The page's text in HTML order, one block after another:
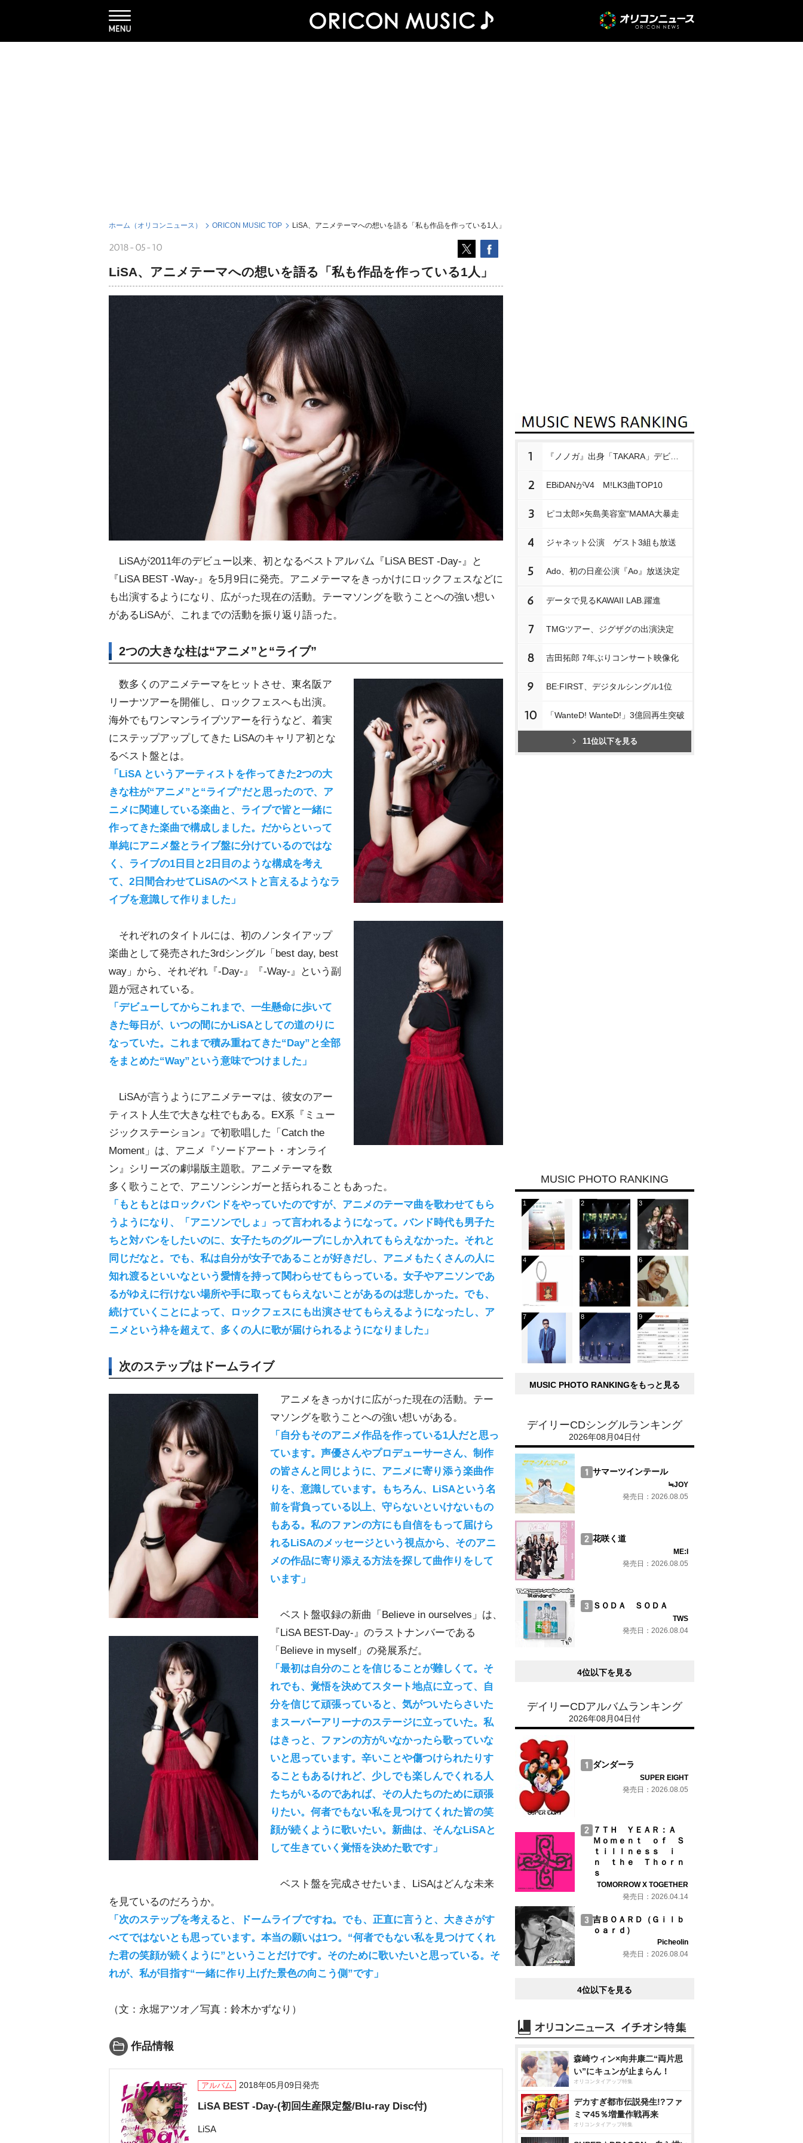
ホーム（オリコンニュース） ORICON MUSIC TOP LiSA、アニメテーマへの想いを語る「私も作品を作っている1人」
2018-05-10
LiSA、アニメテーマへの想いを語る「私も作品を作っている1人」
LiSAが2011年のデビュー以来、初となるベストアルバム『LiSA BEST -Day-』と
『LiSA BEST -Way-』を5月9日に発売。アニメテーマをきっかけにロックフェスなどに
も出演するようになり、広がった現在の活動。テーマソングを歌うことへの強い想い
があるLiSAが、これまでの活動を振り返り語った。
2つの大きな柱は“アニメ”と“ライブ”
数多くのアニメテーマをヒットさせ、東名阪ア
リーナツアーを開催し、ロックフェスへも出演。
海外でもワンマンライブツアーを行うなど、着実
にステップアップしてきた LiSAのキャリア初とな
るベスト盤とは。
「LiSA というアーティストを作ってきた2つの大
きな柱が“アニメ”と“ライブ”だと思ったので、ア
ニメに関連している楽曲と、ライブで皆と一緒に
作ってきた楽曲で構成しました。だからといって
単純にアニメ盤とライブ盤に分けているのではな
く、ライブの1日目と2日目のような構成を考え
て、2日間合わせてLiSAのベストと言えるようなラ
イブを意識して作りました」
それぞれのタイトルには、初のノンタイアップ
楽曲として発売された3rdシングル「best day, best
way」から、それぞれ『-Day-』『-Way-』という副
題が冠されている。
「デビューしてからこれまで、一生懸命に歩いて
きた毎日が、いつの間にかLiSAとしての道のりに
なっていた。これまで積み重ねてきた“Day”と全部
をまとめた“Way”という意味でつけました」
LiSAが言うようにアニメテーマは、彼女のアー
ティスト人生で大きな柱でもある。EX系『ミュー
ジックステーション』で初歌唱した「Catch the
Moment」は、アニメ『ソードアート・オンライ
ン』シリーズの劇場版主題歌。アニメテーマを数
多く歌うことで、アニソンシンガーと括られることもあった。
「もともとはロックバンドをやっていたのですが、アニメのテーマ曲を歌わせてもら
うようになり、「アニソンでしょ」って言われるようになって。バンド時代も男子た
ちと対バンをしたいのに、女子たちのグループにしか入れてもらえなかった。それと
同じだなと。でも、私は自分が女子であることが好きだし、アニメもたくさんの人に
知れ渡るといいなという愛情を持って関わらせてもらっている。女子やアニソンであ
るがゆえに行けない場所や手に取ってもらえないことがあるのは悲しかった。でも、
続けていくことによって、ロックフェスにも出演させてもらえるようになったし、ア
ニメという枠を超えて、多くの人に歌が届けられるようになりました」
次のステップはドームライブ
アニメをきっかけに広がった現在の活動。テー
マソングを歌うことへの強い想いがある。
「自分もそのアニメ作品を作っている1人だと思っ
ています。声優さんやプロデューサーさん、制作
の皆さんと同じように、アニメに寄り添う楽曲作
りを、意識しています。もちろん、LiSAという名
前を背負っている以上、守らないといけないもの
もある。私のファンの方にも自信をもって届けら
れるLiSAのメッセージという視点から、そのアニ
メの作品に寄り添える方法を探して曲作りをして
います」
ベスト盤収録の新曲「Believe in ourselves」は、
『LiSA BEST-Day-』のラストナンバーである
「Believe in myself」の発展系だ。
「最初は自分のことを信じることが難しくて。そ
れでも、覚悟を決めてスタート地点に立って、自
分を信じて頑張っていると、気がついたらさいた
まスーパーアリーナのステージに立っていた。私
はきっと、ファンの方がいなかったら歌っていな
いと思っています。辛いことや傷つけられたりす
ることもあるけれど、少しでも楽しんでくれる人
たちがいるのであれば、その人たちのために頑張
りたい。何者でもない私を見つけてくれた皆の笑
顔が続くように歌いたい。新曲は、そんなLiSAと
して生きていく覚悟を決めた歌です」
ベスト盤を完成させたいま、LiSAはどんな未来
を見ているのだろうか。
「次のステップを考えると、ドームライブですね。でも、正直に言うと、大きさがす
べてではないとも思っています。本当の願いは1つ。“何者でもない私を見つけてくれ
た君の笑顔が続くように”ということだけです。そのために歌いたいと思っている。そ
れが、私が目指す“一緒に作り上げた景色の向こう側”です」
（文：永堀アツオ／写真：鈴木かずなり）
作品情報
アルバム 2018年05月09日発売
LiSA BEST -Day-(初回生産限定盤/Blu-ray Disc付)
LiSA
1
2 EBiDANがV4 M!LK3曲TOP10
3 ピコ太郎×矢島美容室“MAMA大暴走
4 ジャネット公演 ゲスト3組も放送
5 Ado、初の日産公演『Ao』放送決定
6 データで見るKAWAII LAB.躍進
7 TMGツアー、ジグザグの出演決定
8 吉田拓郎 7年ぶりコンサート映像化
9 BE:FIRST、デジタルシングル1位
10 「WanteD! WanteD!」3億回再生突破
11位以下を見る
MUSIC PHOTO RANKING
MUSIC PHOTO RANKINGをもっと見る
デイリーCDシングルランキング
2026年08月04日付
サマーツインテール
≒JOY
発売日：2026.08.05
花咲く道
ME:I
発売日：2026.08.05
ＳＯＤＡ ＳＯＤＡ
TWS
発売日：2026.08.04
4位以下を見る
デイリーCDアルバムランキング
2026年08月04日付
ダンダーラ
SUPER EIGHT
発売日：2026.08.05
７ＴＨ ＹＥＡＲ：Ａ
Ｍｏｍｅｎｔ ｏｆ Ｓ
ｔｉｌｌｎｅｓｓ ｉ
ｎ ｔｈｅ Ｔｈｏｒｎ
ｓ
TOMORROW X TOGETHER
発売日：2026.04.14
吉ＢＯＡＲＤ（Ｇｉｌｂ
ｏａｒｄ）
Picheolin
発売日：2026.08.04
4位以下を見る
森崎ウィン×向井康二“両片思
い”にキュンが止まらん！
オリコンタイアップ特集
デカすぎ都市伝説発生!?ファ
ミマ45％増量作戦再来
オリコンタイアップ特集